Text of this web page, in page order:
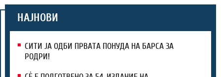
НАЈНОВИ
СИТИ ЈА ОДБИ ПРВАТА ПОНУДА НА БАРСА ЗА
РОДРИ!